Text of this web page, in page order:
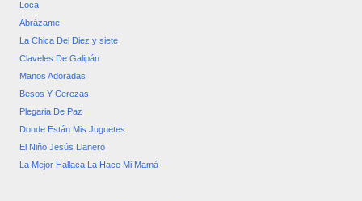
Loca
Abrázame
La Chica Del Diez y siete
Claveles De Galipán
Manos Adoradas
Besos Y Cerezas
Plegaria De Paz
Donde Están Mis Juguetes
El Niño Jesús Llanero
La Mejor Hallaca La Hace Mi Mamá